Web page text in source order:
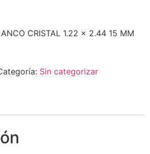
CRISTAL 1.22 x 2.44 15 MM
Sin categorizar